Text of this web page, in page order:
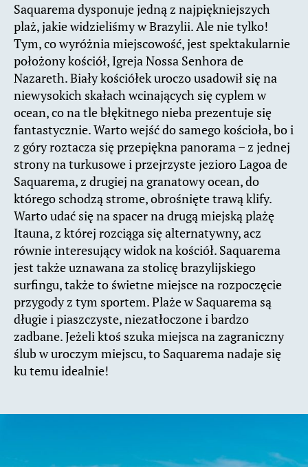
Saquarema dysponuje jedną z najpiękniejszych
plaż, jakie widzieliśmy w Brazylii. Ale nie tylko!
Tym, co wyróżnia miejscowość, jest spektakularnie
położony kościół, Igreja Nossa Senhora de
Nazareth. Biały kościółek uroczo usadowił się na
niewysokich skałach wcinających się cyplem w
ocean, co na tle błękitnego nieba prezentuje się
fantastycznie. Warto wejść do samego kościoła, bo i
z góry roztacza się przepiękna panorama – z jednej
strony na turkusowe i przejrzyste jezioro Lagoa de
Saquarema, z drugiej na granatowy ocean, do
którego schodzą strome, obrośnięte trawą klify.
Warto udać się na spacer na drugą miejską plażę
Itauna, z której rozciąga się alternatywny, acz
równie interesujący widok na kościół. Saquarema
jest także uznawana za stolicę brazylijskiego
surfingu, także to świetne miejsce na rozpoczęcie
przygody z tym sportem. Plaże w Saquarema są
długie i piaszczyste, niezatłoczone i bardzo
zadbane. Jeżeli ktoś szuka miejsca na zagraniczny
ślub w uroczym miejscu, to Saquarema nadaje się
ku temu idealnie!